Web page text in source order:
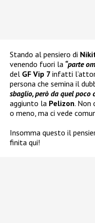
Stando al pensiero di
venendo fuori la “parte
del GF Vip 7 infatti
persona che semina il
sbaglio, però da quel poco
aggiunto la Pelizon. Non
o meno, ma ci vede
Insomma questo il
finita qui!